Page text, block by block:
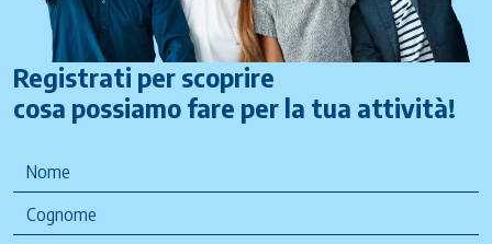
Registrati per scoprire
cosa possiamo fare per la tua attività!